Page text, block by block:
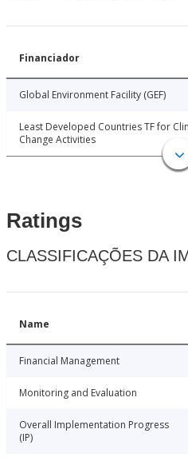
Financiador
Global Environment Facility (GEF)
Least Developed Countries TF for
Change Activities
Ratings
CLASSIFICAÇÕES DA
Name
Financial Management
Monitoring and Evaluation
Overall Implementation Progress
(IP)